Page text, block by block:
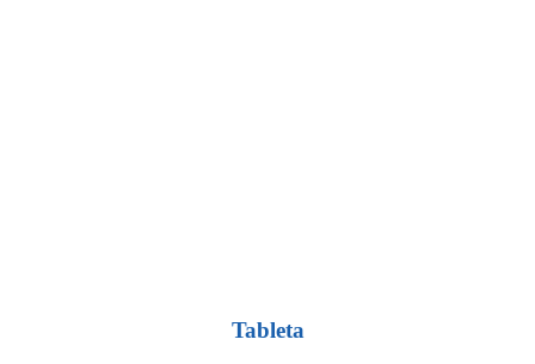
Tableta